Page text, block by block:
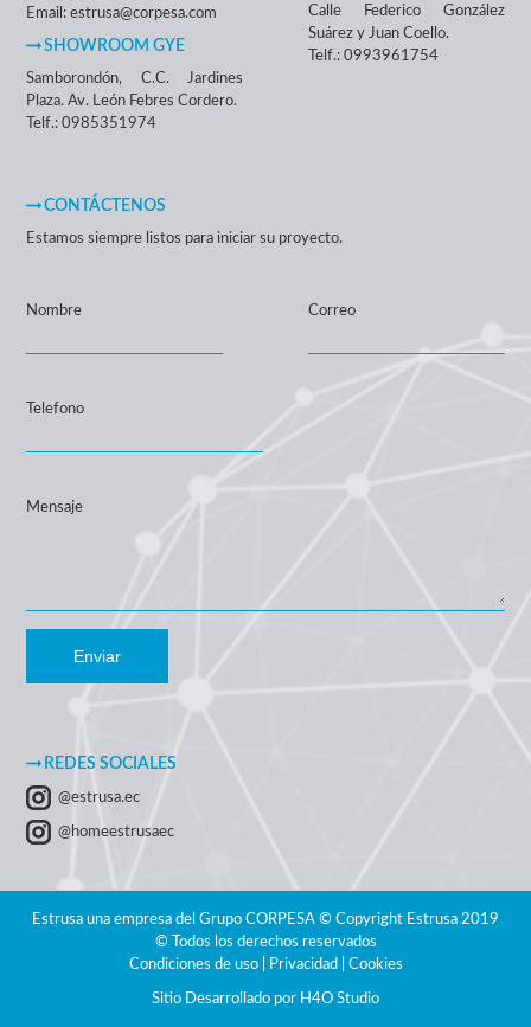
Calle Federico González
Suárez y Juan Coello.
Telf.: 0993961754
Email: estrusa@corpesa.com
SHOWROOM GYE
Samborondón, C.C. Jardines
Plaza. Av. León Febres Cordero.
Telf.: 0985351974
CONTÁCTENOS
Estamos siempre listos para iniciar su proyecto.
Nombre Correo
Telefono
Mensaje
Enviar
REDES SOCIALES
@estrusa.ec
@homeestrusaec
Estrusa una empresa del Grupo CORPESA © Copyright Estrusa 2019
© Todos los derechos reservados
Condiciones de uso | Privacidad | Cookies
Sitio Desarrollado por H4O Studio